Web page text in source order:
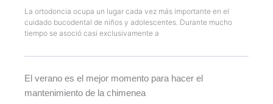
La ortodoncia ocupa un lugar cada vez más importante en el
cuidado bucodental de niños y adolescentes. Durante mucho
tiempo se asoció casi exclusivamente a
El verano es el mejor momento para hacer el
mantenimiento de la chimenea